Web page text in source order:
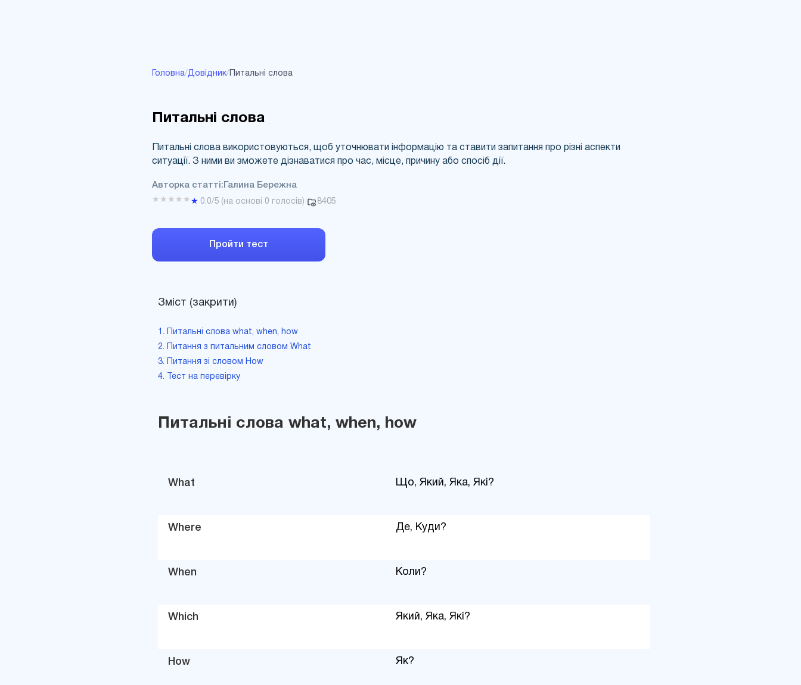
Головна/Довідник/ Питальні слова
Питальні слова
Питальні слова використовуються, щоб уточнювати інформацію та ставити запитання про різні аспекти
ситуації. З ними ви зможете дізнаватися про час, місце, причину або спосіб дії.
Авторка статті: Галина Бережна
★ ★ ★ ★ ★ ★ 0.0/5·(на основі 0 голосів)· 8405
Пройти тест
Зміст (закрити)
1. Питальні слова what, when, how
2. Питання з питальним словом What
3. Питання зі словом How
4. Тест на перевірку
Питальні слова what, when, how
What Що, Який, Яка, Які?
Where Де, Куди?
When Коли?
Which Який, Яка, Які?
How Як?